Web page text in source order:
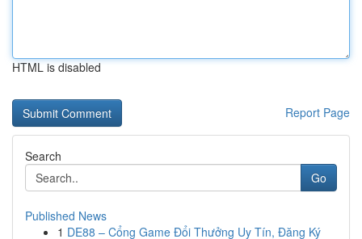
HTML is disabled
Report Page
Search
Go
Published News
1 DE88 – Cổng Game Đổi Thưởng Uy Tín, Đăng Ký